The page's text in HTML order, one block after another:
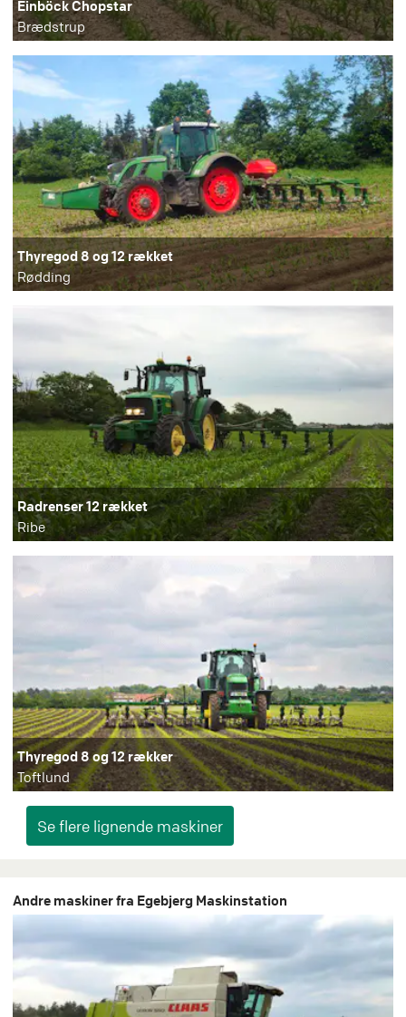
Einböck Chopstar
Brædstrup
Thyregod 8 og 12 rækket
Rødding
Radrenser 12 rækket
Ribe
Thyregod 8 og 12 rækker
Toftlund
Andre maskiner fra Egebjerg Maskinstation